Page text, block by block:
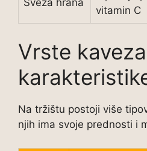
vitamin C
Vrste
Na tržištu postoji više
njih ima svoje prednosti i